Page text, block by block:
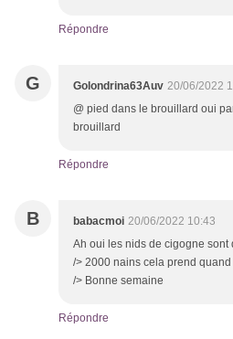
Répondre
G Golondrina63Auv 20/06/2022
@ pied dans le brouillard oui
brouillard
Répondre
B babacmoi 20/06/2022 10:43
Ah oui les nids de cigogne sont
/> 2000 nains cela prend
/> Bonne semaine
Répondre